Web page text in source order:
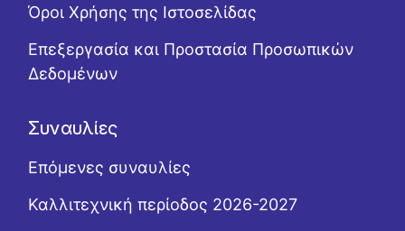
Όροι Χρήσης της Ιστοσελίδας
Επεξεργασία και Προστασία Προσωπικών
Δεδομένων
Συναυλίες
Επόμενες συναυλίες
Καλλιτεχνική περίοδος 2026-2027